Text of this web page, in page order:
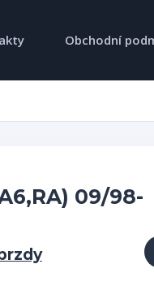
Obchodní
09/98-